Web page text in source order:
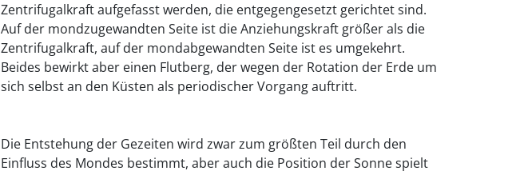
Zentrifugalkraft aufgefasst werden, die entgegengesetzt gerichtet sind.
Auf der mondzugewandten Seite ist die Anziehungskraft größer als die
Zentrifugalkraft, auf der mondabgewandten Seite ist es umgekehrt.
Beides bewirkt aber einen Flutberg, der wegen der Rotation der Erde um
sich selbst an den Küsten als periodischer Vorgang auftritt.
Die Entstehung der Gezeiten wird zwar zum größten Teil durch den
Einfluss des Mondes bestimmt, aber auch die Position der Sonne spielt